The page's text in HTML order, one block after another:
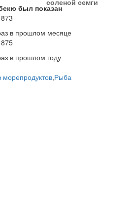
соленой семги
был показан
в прошлом месяце
в прошлом году
морепродуктов,Рыба